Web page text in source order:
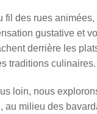
fil des rues
gustative et
derrière les
traditions culinaires.
loin, nous
au milieu des